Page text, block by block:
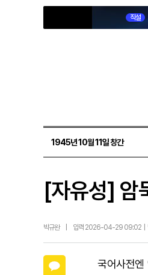
직설
1945년 10월 11일 창간
[자유성]
박규완 입력 2026-04-29 09:02 |
국어사전